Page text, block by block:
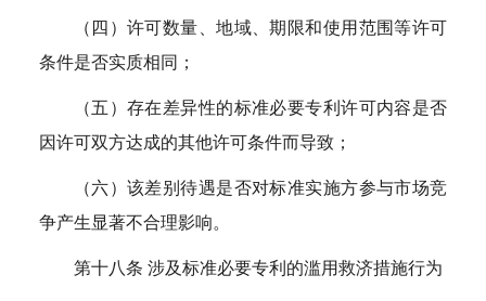
（四）许可数量、地域、期限和使用范围等许可
条件是否实质相同；
（五）存在差异性的标准必要专利许可内容是否
因许可双方达成的其他许可条件而导致；
（六）该差别待遇是否对标准实施方参与市场竞
争产生显著不合理影响。
第十八条 涉及标准必要专利的滥用救济措施行为